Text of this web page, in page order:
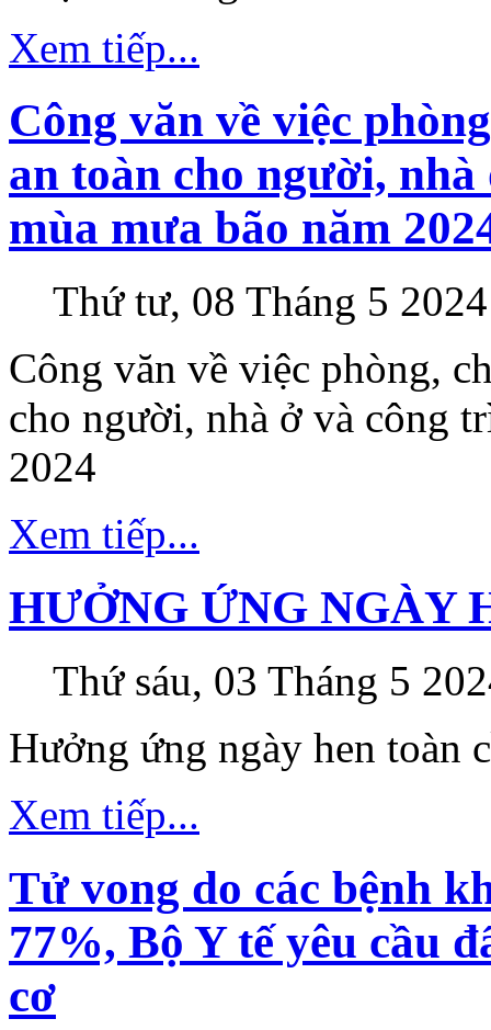
Xem tiếp...
Công văn về việc
an toàn cho người,
mùa mưa bão năm
Thứ tư, 08 Tháng 5
Công văn về việc phòng,
cho người, nhà ở và công
2024
Xem tiếp...
HƯỞNG ỨNG NGÀY
Thứ sáu, 03 Tháng 5
Hưởng ứng ngày hen toàn
Xem tiếp...
Tử vong do các bệnh
77%, Bộ Y tế yêu cầu
cơ